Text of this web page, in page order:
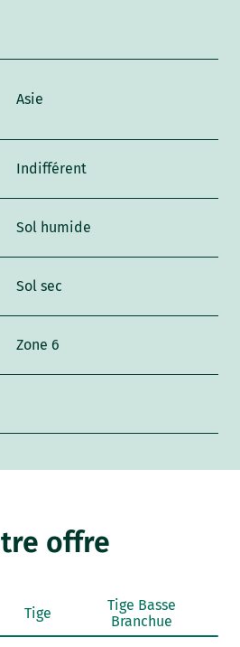
Asie
Indifférent
Sol humide
Sol sec
Zone 6
offre
Tige
Tige Basse
Branchue